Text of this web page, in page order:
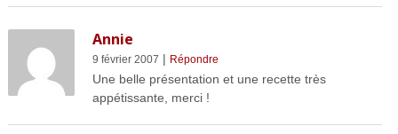
Annie
9 février 2007 | Répondre
Une belle présentation et une recette très
appétissante, merci !